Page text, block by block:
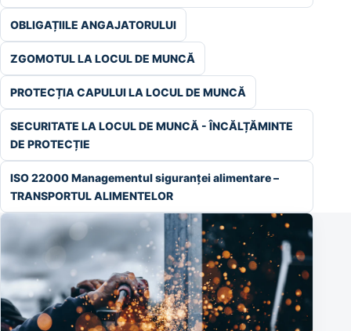
OBLIGAȚIILE ANGAJATORULUI
ZGOMOTUL LA LOCUL DE MUNCĂ
PROTECȚIA CAPULUI LA LOCUL DE MUNCĂ
SECURITATE LA LOCUL DE MUNCĂ - ÎNCĂLȚĂMINTE
DE PROTECȚIE
ISO 22000 Managementul siguranței alimentare –
TRANSPORTUL ALIMENTELOR